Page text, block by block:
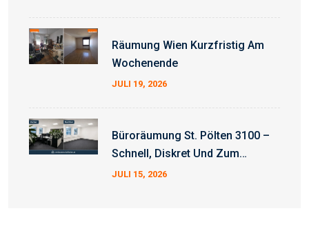
Räumung Wien Kurzfristig Am
Wochenende
JULI 19, 2026
Büroräumung St. Pölten 3100 –
Schnell, Diskret Und Zum
Fixpreis
JULI 15, 2026